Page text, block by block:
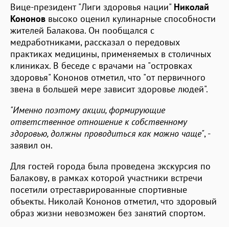
Вице-президент "Лиги здоровья нации" Николай
Кононов высоко оценил кулинарные способности
жителей Балакова. Он пообщался с
медработниками, рассказал о передовых
практиках медицины, применяемых в столичных
клиниках. В беседе с врачами на "островках
здоровья" Кононов отметил, что "от первичного
звена в большей мере зависит здоровье людей".
"Именно поэтому акции, формирующие
ответственное отношение к собственному
здоровью, должны проводиться как можно чаще", -
заявил он.
Для гостей города была проведена экскурсия по
Балакову, в рамках которой участники встречи
посетили отреставрированные спортивные
объекты. Николай Кононов отметил, что здоровый
образ жизни невозможен без занятий спортом.